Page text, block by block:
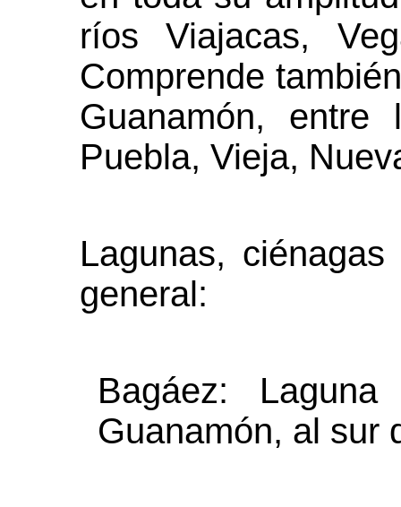
ríos Viajacas,
Comprende
Guanamón,
Puebla, Vieja,
Lagunas,
general:
Bagáez:
Guanamón, al sur